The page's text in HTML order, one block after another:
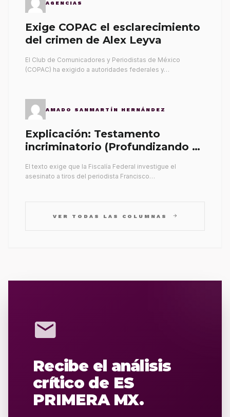
AGENCIAS
Exige COPAC el esclarecimiento
del crimen de Alex Leyva
El Club de Comunicadores y Periodistas de México
(COPAC) ha exigido a autoridades federales y…
AMADO SANMARTÍN HERNÁNDEZ
Explicación: Testamento
incriminatorio (Profundizando su
El texto exige que la Fiscalía Federal investigue el
asesinato a tiros del periodista Francisco…
VER TODAS LAS COLUMNAS arrow_forward
mail
Recibe el análisis
crítico de ES
PRIMERA MX.